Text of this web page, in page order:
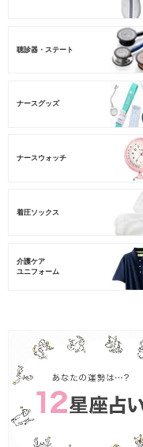
聴診器・ステート
ナースグッズ
ナースウォッチ
着圧ソックス
介護ケア
ユニフォーム